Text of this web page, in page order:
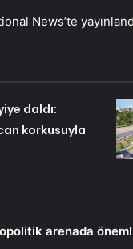
News’te
daldı:
korkusuyla
arenada